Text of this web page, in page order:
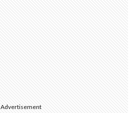
Advertisement